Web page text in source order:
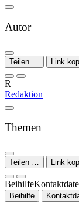
Autor
Teilen … Link
R
Redaktion
Themen
Teilen … Link
Beihilfe
Beihilfe